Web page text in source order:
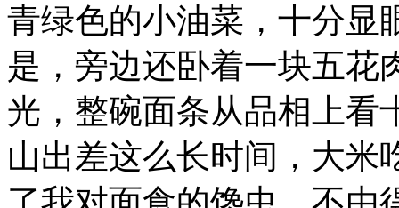
青绿色的小油菜，十分显
是，旁边还卧着一块五花
光，整碗面条从品相上看
山出差这么长时间，大米